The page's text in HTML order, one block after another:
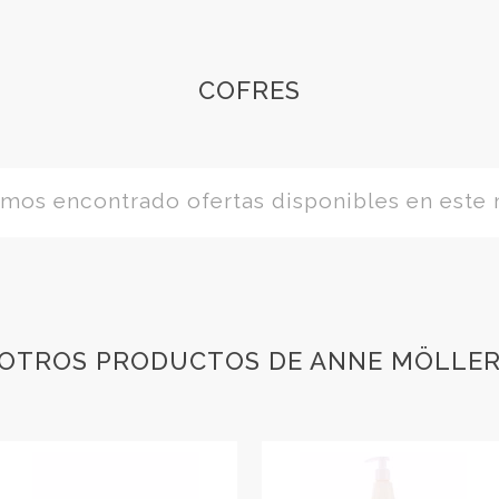
COFRES
encontrado ofertas disponibles en este
PRODUCTOS DE ANNE MÖLLER